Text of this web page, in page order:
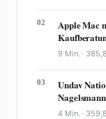
02
Apple Mac
9 Min. ·
03
Undav
4 Min. ·